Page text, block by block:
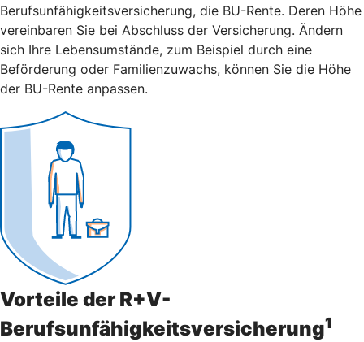
Berufsunfähigkeitsversicherung, die BU-Rente. Deren Höhe
vereinbaren Sie bei Abschluss der Versicherung. Ändern
sich Ihre Lebensumstände, zum Beispiel durch eine
Beförderung oder Familienzuwachs, können Sie die Höhe
der BU-Rente anpassen.
Vorteile der R+V-
Berufsunfähigkeitsversicherung1